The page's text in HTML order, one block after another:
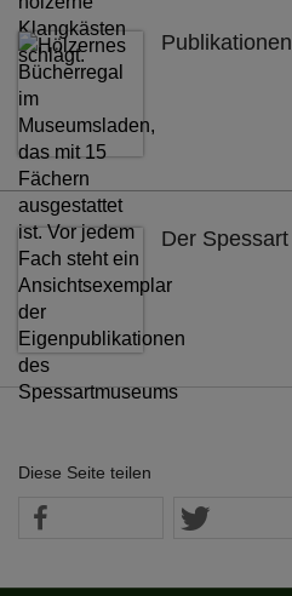
Publikationen
Der Spessart
Diese Seite teilen